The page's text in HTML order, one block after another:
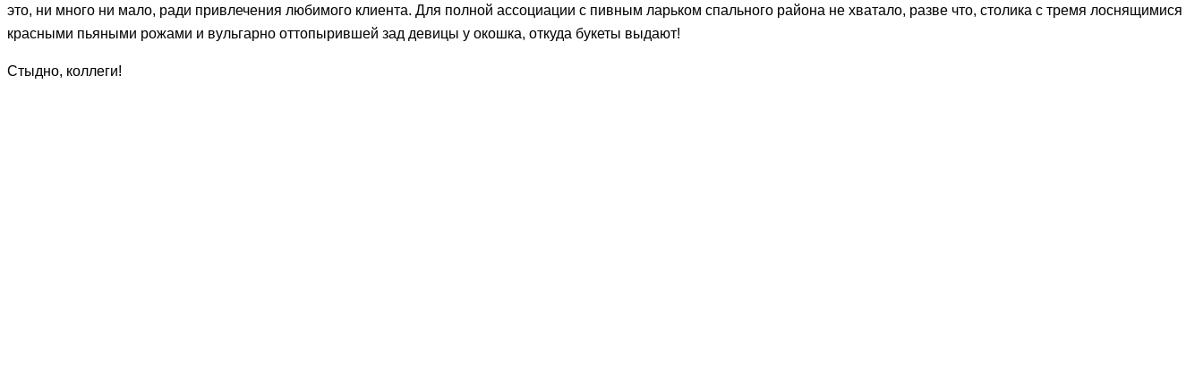
это, ни много ни мало, ради привлечения любимого клиента. Для полной ассоциации с пивным ларьком спального района не хватало, разве что, столика с тремя лоснящимися
красными пьяными рожами и вульгарно оттопырившей зад девицы у окошка, откуда букеты выдают!
Стыдно, коллеги!